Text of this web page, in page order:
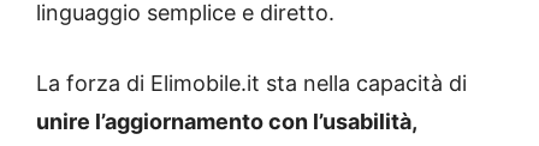
linguaggio semplice e diretto.
La forza di Elimobile.it sta nella capacità di
unire l’aggiornamento con l’usabilità,